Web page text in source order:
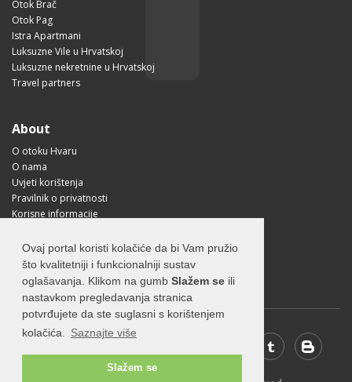
Ovaj portal koristi kolačiće da bi Vam pružio
što kvalitetniji i funkcionalniji sustav
oglašavanja. Klikom na gumb Slažem se ili
nastavkom pregledavanja stranica
potvrđujete da ste suglasni s korištenjem
kolačića.
Saznajte više
Slažem se
Otok Brač
Otok Pag
Istra Apartmani
Luksuzne Vile u Hrvatskoj
Luksuzne nekretnine u Hrvatskoj
Travel partners
About
O otoku Hvaru
O nama
Uvjeti korištenja
Pravilnik o privatnosti
Korisne informacije
Free Mobile App
Visit Croatia